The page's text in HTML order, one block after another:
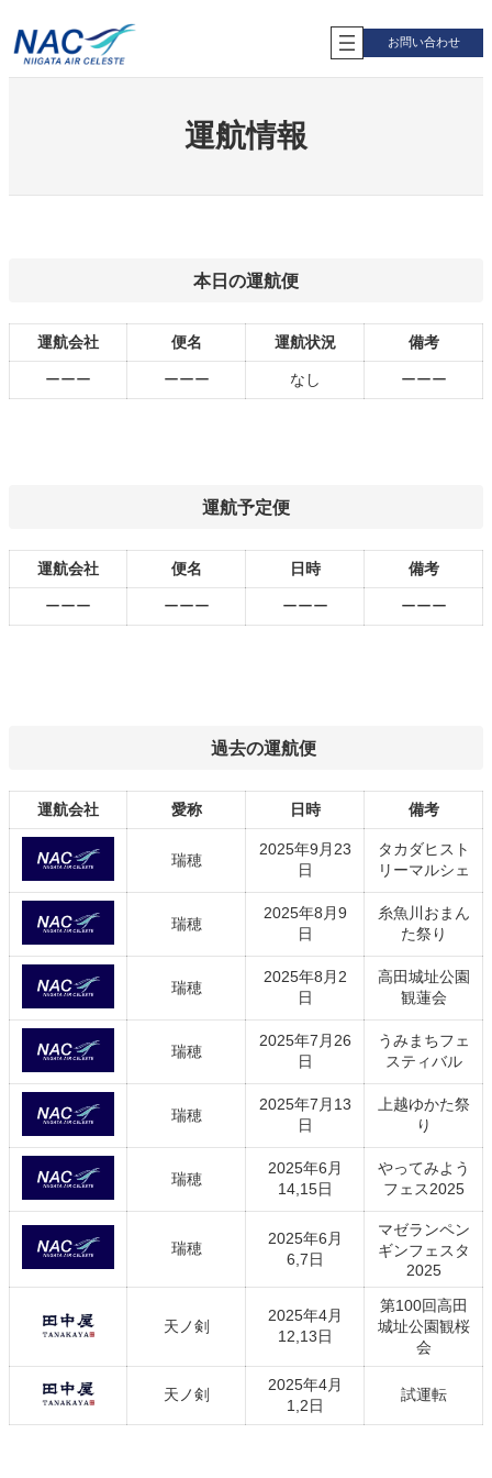
容
を
ス
お問い合わせ
運航情報
本日の運航便
運航会社 便名 運航状況 備考
ーーー ーーー なし ーーー
運航予定便
運航会社 便名 日時 備考
ーーー ーーー ーーー ーーー
過去の運航便
運航会社 愛称 日時 備考
瑞穂
2025年9月23
日
タカダヒスト
リーマルシェ
瑞穂
2025年8月9
日
糸魚川おまん
た祭り
瑞穂
2025年8月2
日
高田城址公園
観蓮会
瑞穂
2025年7月26
日
うみまちフェ
スティバル
瑞穂
2025年7月13
日
上越ゆかた祭
り
瑞穂
2025年6月
14,15日
やってみよう
フェス2025
瑞穂
2025年6月
6,7日
マゼランペン
ギンフェスタ
2025
天ノ剣
2025年4月
12,13日
第100回高田
城址公園観桜
会
天ノ剣
2025年4月
1,2日
試運転